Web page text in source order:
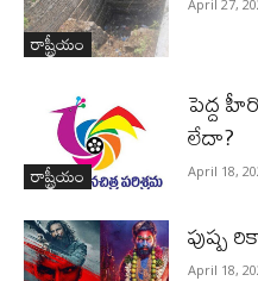
రాష్ట్రీయం
April 27,
రాష్ట్రీయం
పెద్ద
లేదా?
April 18,
పుష్ప
April 18,